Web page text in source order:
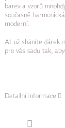
barev a vzorů
současně
moderní.
Ať už sháníte dárek
pro vás sadu tak,
Detailní informace